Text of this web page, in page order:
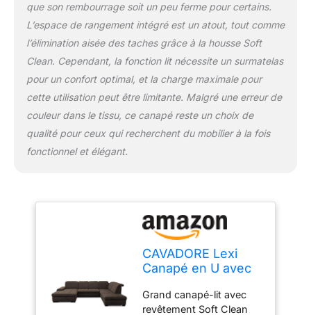
cm ; tiroir de lit : 152 x 48
x 16 cm ; espace de
rangement : 78 x 48 x16
cm ; pieds : 6 cm
Livraison : canapé
panoramique Cavadore
Lexi 5683 avec noyau à
ressorts : méridienne
XXL à gauche, canapé 2
places et ottomane à
massif noir Fabrication
en Europe : afin de
garantir une qualité
élevée et des circuits
courts, nous produisons
fauteuils Cavadore
que son rembourrage soit un peu ferme pour certains.
L’espace de rangement intégré est un atout, tout comme
l’élimination aisée des taches grâce à la housse Soft
Clean. Cependant, la fonction lit nécessite un surmatelas
pour un confort optimal, et la charge maximale pour
cette utilisation peut être limitante. Malgré une erreur de
couleur dans le tissu, ce canapé reste un choix de
qualité pour ceux qui recherchent du mobilier à la fois
fonctionnel et élégant.
CAVADORE Lexi
Canapé en U avec
avec Lit, Tiroir De
Lit, Espace De
Grand canapé-lit avec
revêtement Soft Clean